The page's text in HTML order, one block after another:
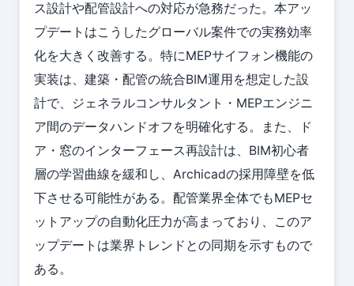
ス設計や配管設計への対応が急務だった。本アッ
プデートはこうしたグローバル案件での実務効率
化を大きく改善する。特にMEPサイフォン機能の
実装は、建築・配管の統合BIM運用を想定した設
計で、ジェネラルコンサルタント・MEPエンジニ
ア間のデータハンドオフを明確化する。また、ド
ア・窓のインターフェース再設計は、BIM初心者
層の学習曲線を緩和し、Archicadの採用障壁を低
下させる可能性がある。配管業界全体でもMEPセ
ットアップの自動化圧力が高まっており、このア
ップデートは業界トレンドとの同期を示すもので
ある。